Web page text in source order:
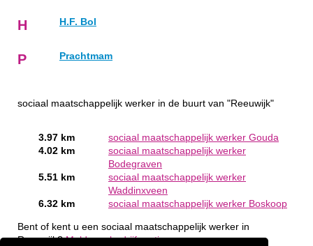
H H.F. Bol
P Prachtmam
sociaal maatschappelijk werker in de buurt van "Reeuwijk"
3.97 km
sociaal maatschappelijk werker Gouda
4.02 km
sociaal maatschappelijk werker
Bodegraven
5.51 km
sociaal maatschappelijk werker
Waddinxveen
6.32 km
sociaal maatschappelijk werker Boskoop
Bent of kent u een sociaal maatschappelijk werker in
Reeuwijk?Meld een bedrijf gratis aan